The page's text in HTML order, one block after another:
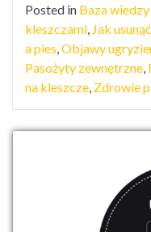
Posted in Baza wiedzy
kleszczami Jak
a pies Objawy
Pasożyty zewnętrzne
na kleszcze Zdrowie